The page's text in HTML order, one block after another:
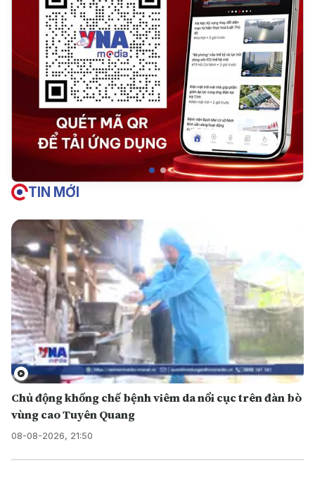
TIN MỚI
Chủ động khống chế bệnh viêm da nổi cục trên đàn bò
vùng cao Tuyên Quang
08-08-2026, 21:50